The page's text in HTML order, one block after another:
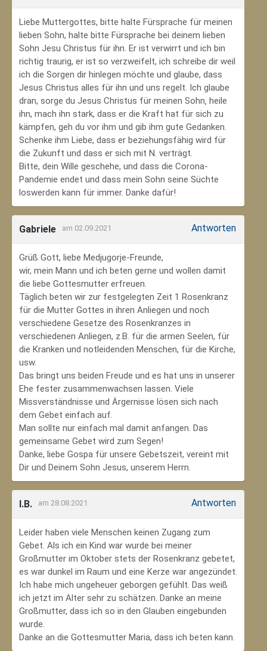
Liebe Muttergottes, bitte halte Fürsprache für meinen
lieben Sohn, halte bitte Fürsprache bei deinem lieben
Sohn Jesu Christus für ihn. Er ist verwirrt und ich bin
richtig traurig, er ist so verzweifelt, ich schreibe dir weil
ich die Sorgen dir hinlegen möchte und glaube, dass
Jesus Christus alles für ihn und uns regelt. Ich glaube
dran, sorge du Jesus Christus für meinen Sohn‚ heile
ihn, mach ihn stark, dass er die Kraft hat für sich zu
kämpfen, geh du vor ihm und gib ihm gute Gedanken.
Schenke ihm Liebe, dass er beziehungsfähig wird für
die Zukunft und dass er sich mit N. verträgt.
Bitte, dein Wille geschehe, und dass die Corona-
Pandemie endet und dass mein Sohn seine Süchte
loswerden kann für immer. Danke dafür!
Gabriele am 02.09.2021 Antworten
Grüß Gott, liebe Medjugorje-Freunde,
wir, mein Mann und ich beten gerne und wollen damit
die liebe Gottesmutter erfreuen.
Täglich beten wir zur festgelegten Zeit 1 Rosenkranz
für die Mutter Gottes in ihren Anliegen und noch
verschiedene Gesetze des Rosenkranzes in
verschiedenen Anliegen, z.B. für die armen Seelen, für
die Kranken und notleidenden Menschen, für die Kirche,
usw.
Das bringt uns beiden Freude und es hat uns in unserer
Ehe fester zusammenwachsen lassen. Viele
Missverständnisse und Ärgernisse lösen sich nach
dem Gebet einfach auf.
Man sollte nur einfach mal damit anfangen. Das
gemeinsame Gebet wird zum Segen!
Danke, liebe Gospa für unsere Gebetszeit, vereint mit
Dir und Deinem Sohn Jesus, unserem Herrn.
I.B. am 28.08.2021 Antworten
Leider haben viele Menschen keinen Zugang zum
Gebet. Als ich ein Kind war wurde bei meiner
Großmutter im Oktober stets der Rosenkranz gebetet,
es war dunkel im Raum und eine Kerze war angezündet.
Ich habe mich ungeheuer geborgen gefühlt. Das weiß
ich jetzt im Alter sehr zu schätzen. Danke an meine
Großmutter, dass ich so in den Glauben eingebunden
wurde.
Danke an die Gottesmutter Maria, dass ich beten kann.